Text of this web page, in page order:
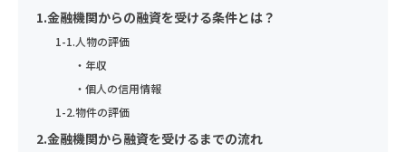
1.金融機関からの融資を受ける条件とは？
1-1.人物の評価
・年収
・個人の信用情報
1-2.物件の評価
2.金融機関から融資を受けるまでの流れ
理的に認められる範囲においてのみ行い、その内容をご本人に対
し、原則として書面等（電磁的記録を含む。以下同じ。）により
5）個人情報の取得
当社は、業務上必要な範囲で、かつ、適法で公正な手段により個
人情報を取得します。
1）法令等の遵守
当社は、個人情報の保護に関する法律(個人情報保護法)その他の
関連法令および関係官庁のガイドラインなどを遵守します。
個人情報の取扱いに同意する
ご興味のある内容
収益不動産保険型運用の詳細を聞きたい
資産運用・老後資金準備について相談したい
相続について相談したい
す）を定めます。
個人情報の重要性に鑑み、また、不動産業・保険業に対する社会
の信頼をより向上させるため、お客様の個人情報を適正にお取り
扱い致します。
1）法令等の遵守